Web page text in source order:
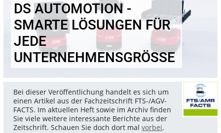
DS AUTOMOTION -
SMARTE LÖSUNGEN FÜR
JEDE
UNTERNEHMENSGRÖSSE
Bei dieser Veröffentlichung handelt es sich um
einen Artikel aus der Fachzeitschrift FTS-/AGV-
FACTS. Im aktuellen Heft sowie im Archiv finden
Sie viele weitere interessante Berichte aus der
Zeitschrift. Schauen Sie doch dort malvorbei.